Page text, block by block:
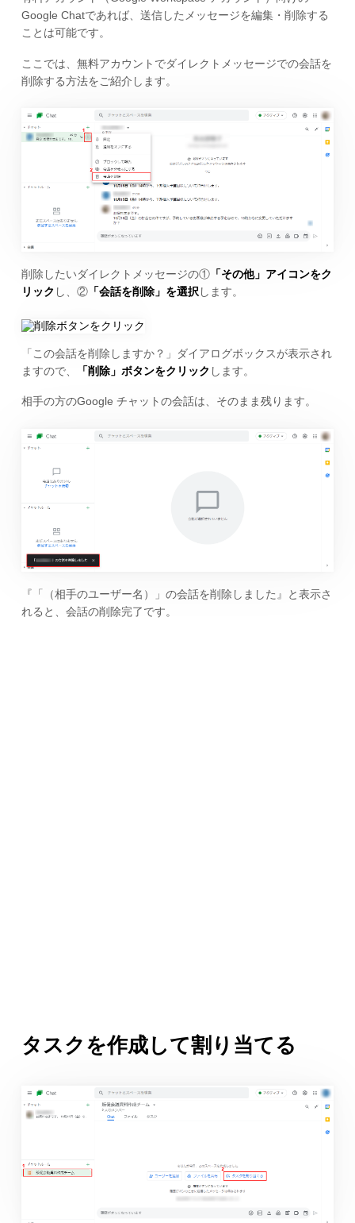
Google Chatであれば、送信したメッセージを編集・削除する
ことは可能です。
ここでは、無料アカウントでダイレクトメッセージでの会話を
削除する方法をご紹介します。
削除したいダイレクトメッセージの①「その他」アイコンをク
リック し、②「会話を削除」を選択 します。
「この会話を削除しますか？」ダイアログボックスが表示され
ますので、
「削除」ボタンをクリック します。
相手の方のGoogle チャットの会話は、そのまま残ります。
『「（相手のユーザー名）」の会話を削除しました』と表示さ
れると、会話の削除完了です。
タスクを作成して割り当てる